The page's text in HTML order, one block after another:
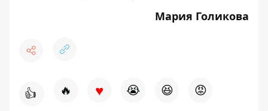
Мария Голикова
👍 🔥 ♥ 😭 😆 😡